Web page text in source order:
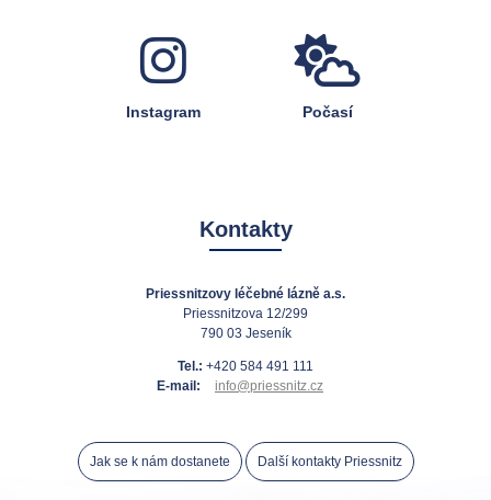
Instagram Počasí
Kontakty
Priessnitzovy léčebné lázně a.s.
Priessnitzova 12/299
790 03 Jeseník
Tel.: +420 584 491 111
E-mail:
info@priessnitz.cz
Jak se k nám dostanete Další kontakty Priessnitz